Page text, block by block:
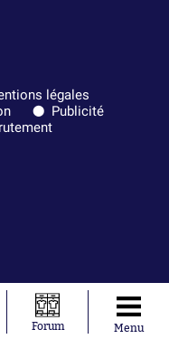
légales
Publicité
Forum Menu